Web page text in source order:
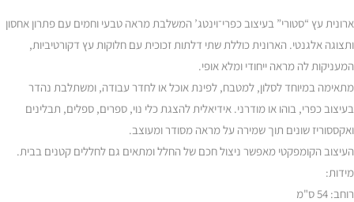
ארונית עץ “סטורי” בעיצוב כפרי־וינטג’ המשלבת מראה טבעי וחמים עם פתרון אחסון
ותצוגה אלגנטי. הארונית כוללת שתי דלתות זכוכית עם חלוקות עץ דקורטיביות,
המעניקות לה מראה ייחודי ומלא אופי.
מתאימה במיוחד לסלון, למטבח, לפינת אוכל או לחדר עבודה, ומשתלבת נהדר
בעיצוב כפרי, בוהו או מודרני. אידיאלית להצגת כלי נוי, ספרים, ספלים, תבלינים
ואקססוריז שונים תוך שמירה על מראה מסודר ומעוצב.
העיצוב הקומפקטי מאפשר ניצול חכם של החלל ומתאים גם לחללים קטנים בבית.
מידות:
רוחב: 54 ס"מ